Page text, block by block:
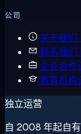
公司
关于我们
联系我们
企业合作
教育机构
独立运营
自 2008 年起自